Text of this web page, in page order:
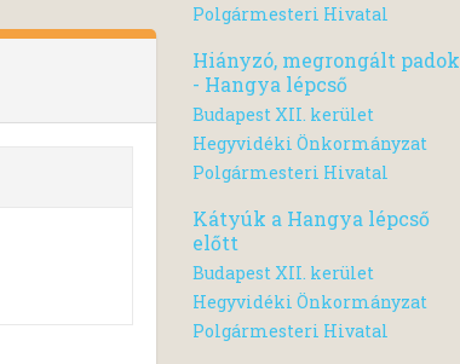
Polgármesteri Hivatal
Hiányzó, megrongált padok
- Hangya lépcső
Budapest XII. kerület
Hegyvidéki Önkormányzat
Polgármesteri Hivatal
Kátyúk a Hangya lépcső
előtt
Budapest XII. kerület
Hegyvidéki Önkormányzat
Polgármesteri Hivatal